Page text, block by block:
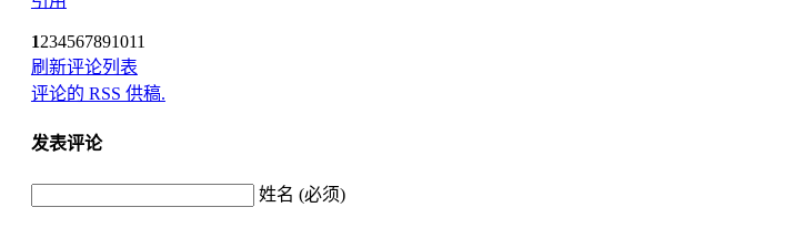
1234567891011
刷新评论列表
评论的 RSS 供稿.
发表评论
姓名 (必须)